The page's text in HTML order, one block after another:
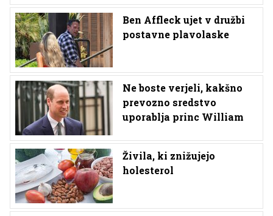
Ben Affleck ujet v družbi
postavne plavolaske
Ne boste verjeli, kakšno
prevozno sredstvo
uporablja princ William
Živila, ki znižujejo
holesterol